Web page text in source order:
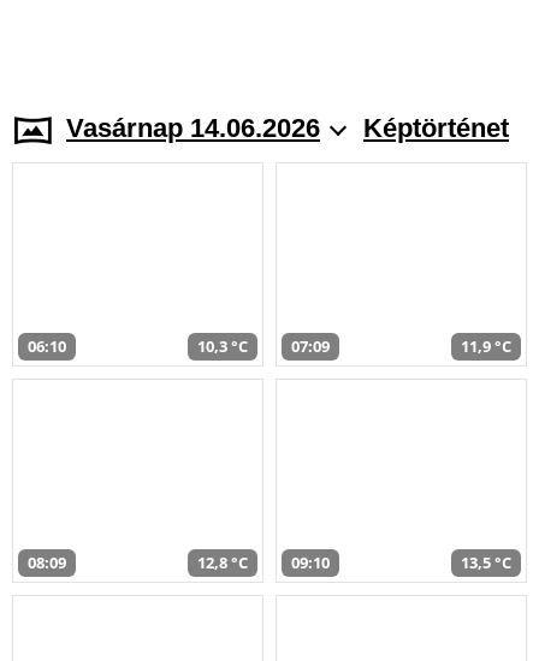
Vasárnap 14.06.2026 Képtörténet
06:10 10,3 °C 07:09 11,9 °C
08:09 12,8 °C 09:10 13,5 °C